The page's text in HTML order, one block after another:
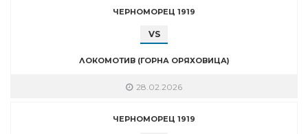
ЧЕРНОМОРЕЦ 1919
VS
ЛОКОМОТИВ (ГОРНА ОРЯХОВИЦА)
28.02.2026
ЧЕРНОМОРЕЦ 1919